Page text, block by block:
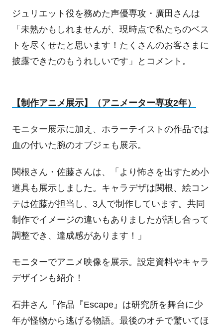
ジュリエット役を務めた声優専攻・廣田さんは
「未熟かもしれませんが、現時点で私たちのベス
トを尽くせたと思います！たくさんのお客さまに
披露できたのもうれしいです」とコメント。
【制作アニメ展示】（アニメーター専攻2年）
モニター展示に加え、ホラーテイストの作品では
血の付いた腕のオブジェも展示。
関根さん・佐藤さんは、「より怖さを出すため小
道具も展示しました。キャラデザは関根、絵コン
テは佐藤が担当し、 3人で制作しています。共同
制作でイメージの違いもありましたが話し合って
調整でき、達成感があります！」
モニターでアニメ映像を展示。設定資料やキャラ
デザインも紹介！
石井さん「作品『Escape』は研究所を舞台に少
年が怪物から逃げる物語。最後のオチで驚いてほ